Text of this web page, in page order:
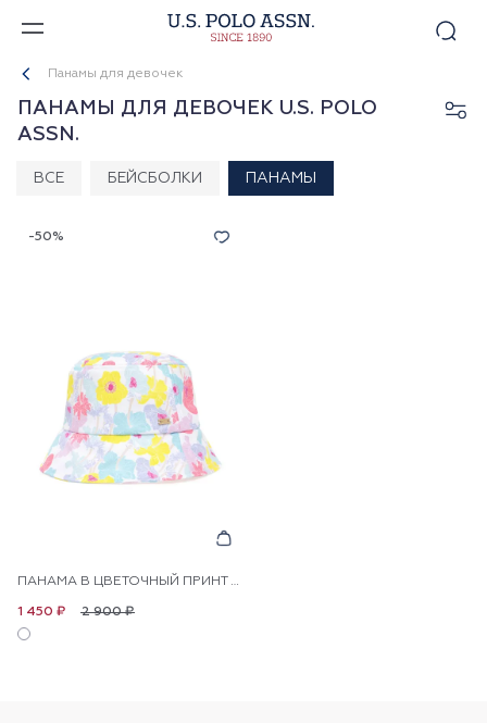
Панамы для девочек
ПАНАМЫ ДЛЯ ДЕВОЧЕК U.S. POLO
ASSN.
ВСЕ БЕЙСБОЛКИ ПАНАМЫ
-50%
ПАНАМА В ЦВЕТОЧНЫЙ ПРИНТ ДЛЯ ДЕВОЧЕК
2 900 ₽
1 450 ₽